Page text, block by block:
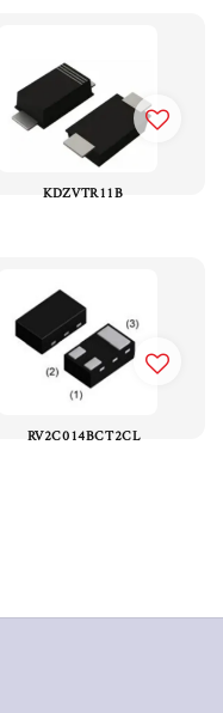
KDZVTR11B
RV2C014BCT2CL